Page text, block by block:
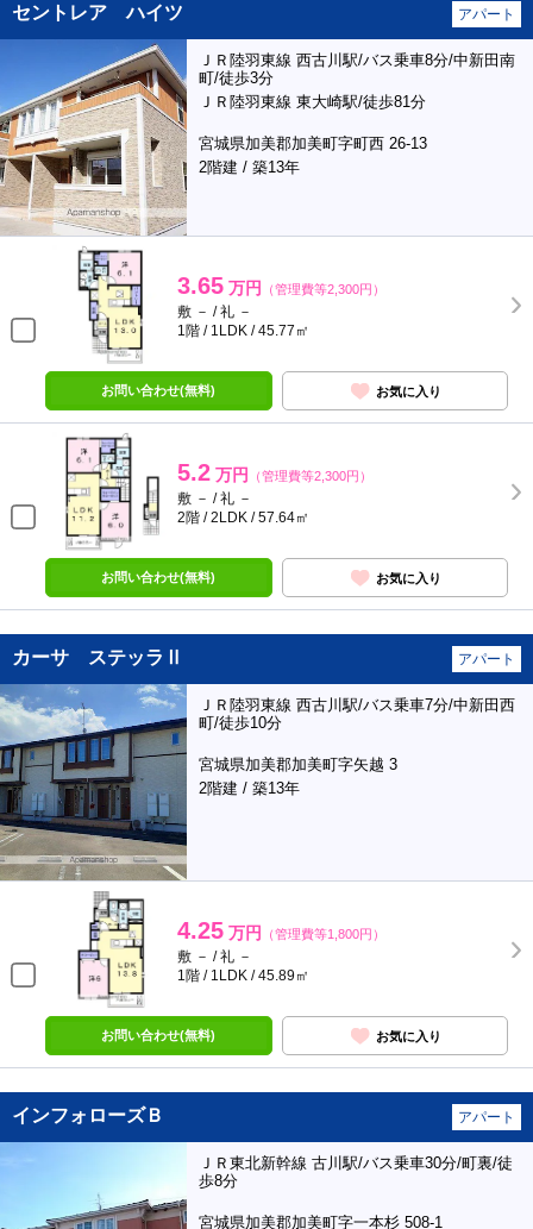
セントレア ハイツ アパート
ＪＲ陸羽東線 西古川駅/バス乗車8分/中新田南
町/徒歩3分
ＪＲ陸羽東線 東大崎駅/徒歩81分
宮城県加美郡加美町字町西 26-13
2階建 / 築13年
3.65 万円 （管理費等2,300円）
敷 － / 礼 －
1階 / 1LDK / 45.77㎡
お問い合わせ(無料) お気に入り
5.2 万円 （管理費等2,300円）
敷 － / 礼 －
2階 / 2LDK / 57.64㎡
お問い合わせ(無料) お気に入り
カーサ ステッラⅡ アパート
ＪＲ陸羽東線 西古川駅/バス乗車7分/中新田西
町/徒歩10分
宮城県加美郡加美町字矢越 3
2階建 / 築13年
4.25 万円 （管理費等1,800円）
敷 － / 礼 －
1階 / 1LDK / 45.89㎡
お問い合わせ(無料) お気に入り
インフォローズＢ アパート
ＪＲ東北新幹線 古川駅/バス乗車30分/町裏/徒
歩8分
宮城県加美郡加美町字一本杉 508-1